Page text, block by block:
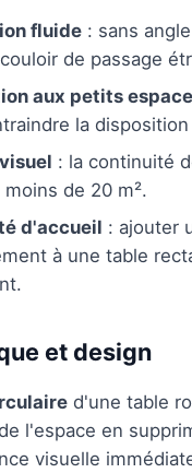
fluide : sans
de passage
aux petits
la
: la continuité
de 20 m².
d'accueil : ajouter
à une table
et design
d'une table
l'espace en
visuelle